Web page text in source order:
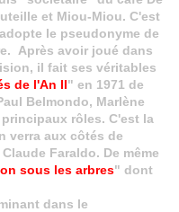
et Miou-Miou. C'est
le pseudonyme de
Après avoir joué dans
il fait ses véritables
de l'An II" en 1971 de
Belmondo, Marlène
rôles. C'est la
verra aux côtés de
Faraldo. De même
sous les arbres" dont
dans le